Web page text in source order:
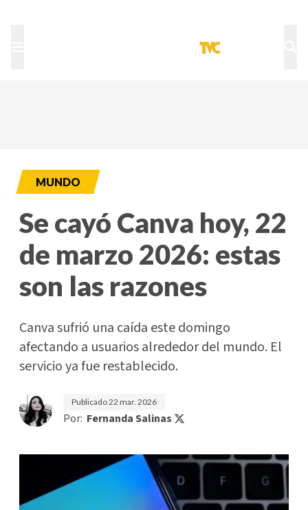
MUNDO
Se cayó Canva hoy, 22
de marzo 2026: estas
son las razones
Canva sufrió una caída este domingo
afectando a usuarios alrededor del mundo. El
servicio ya fue restablecido.
Publicado22 mar. 2026
Por: Fernanda Salinas